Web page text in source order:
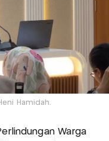
Hamidah.
Warga